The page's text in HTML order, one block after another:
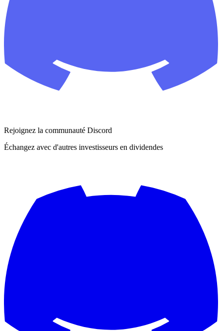
Rejoignez la communauté Discord
Échangez avec d'autres investisseurs en dividendes